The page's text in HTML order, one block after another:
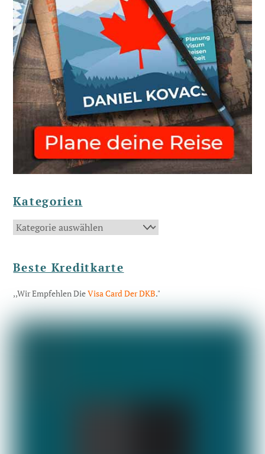
Kategorien
Kategorien
Beste Kreditkarte
,,Wir Empfehlen DieVisa Card Der DKB."